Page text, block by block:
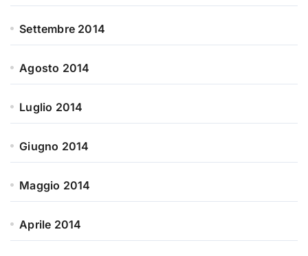
Settembre 2014
Agosto 2014
Luglio 2014
Giugno 2014
Maggio 2014
Aprile 2014